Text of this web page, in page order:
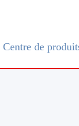
Centre de